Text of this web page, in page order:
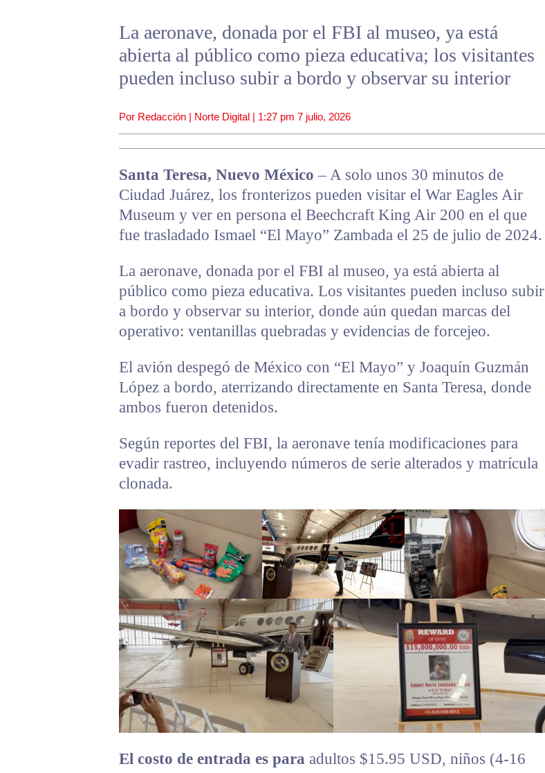
La aeronave, donada por el FBI al museo, ya está
abierta al público como pieza educativa; los visitantes
pueden incluso subir a bordo y observar su interior
Por Redacción | Norte Digital | 1:27 pm 7 julio, 2026
Santa Teresa, Nuevo México – A solo unos 30 minutos de
Ciudad Juárez, los fronterizos pueden visitar el War Eagles Air
Museum y ver en persona el Beechcraft King Air 200 en el que
fue trasladado Ismael “El Mayo” Zambada el 25 de julio de 2024.
La aeronave, donada por el FBI al museo, ya está abierta al
público como pieza educativa. Los visitantes pueden incluso subir
a bordo y observar su interior, donde aún quedan marcas del
operativo: ventanillas quebradas y evidencias de forcejeo.
El avión despegó de México con “El Mayo” y Joaquín Guzmán
López a bordo, aterrizando directamente en Santa Teresa, donde
ambos fueron detenidos.
Según reportes del FBI, la aeronave tenía modificaciones para
evadir rastreo, incluyendo números de serie alterados y matrícula
clonada.
El costo de entrada es para adultos $15.95 USD, niños (4-16